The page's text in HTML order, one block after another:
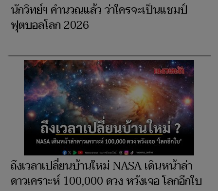
นักวิทย์ฯ คำนวณแล้ว ว่าใครจะเป็นแชมป์
ฟุตบอลโลก 2026
ถึงเวลาเปลี่ยนบ้านใหม่ NASA เดินหน้าล่า
ดาวเคราะห์ 100,000 ดวง หวังเจอ โลกอีกใบ